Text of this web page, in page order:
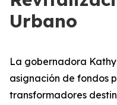
Urbano
La gobernadora
asignación de fondos
transformadores